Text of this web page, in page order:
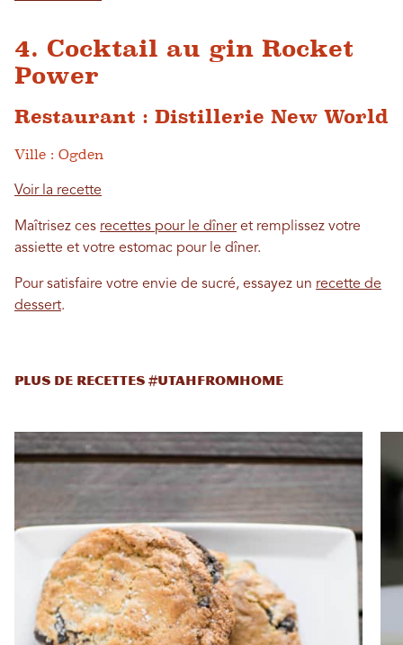
4. Cocktail au gin Rocket
Power
Restaurant : Distillerie New World
Ville : Ogden
Voir la recette
Maîtrisez ces recettes pour le dîneret remplissez votre
assiette et votre estomac pour le dîner.
Pour satisfaire votre envie de sucré, essayez un recette de
dessert.
PLUS DE RECETTES #UTAHFROMHOME